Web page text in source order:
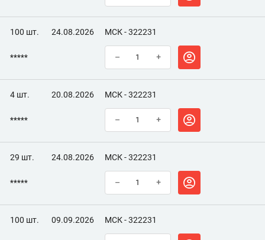
100 шт. 24.08.2026 МСК - 322231
***** – +
4 шт. 20.08.2026 МСК - 322231
***** – +
29 шт. 24.08.2026 МСК - 322231
***** – +
100 шт. 09.09.2026 МСК - 322231